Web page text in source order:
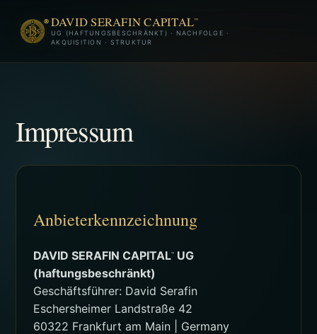
DAVID SERAFIN CAPITAL™
UG (HAFTUNGSBESCHRÄNKT) · NACHFOLGE ·
AKQUISITION · STRUKTUR
Impressum
Anbieterkennzeichnung
DAVID SERAFIN CAPITAL™
UG
(haftungsbeschränkt)
Geschäftsführer: David Serafin
Eschersheimer Landstraße 42
60322 Frankfurt am Main | Germany